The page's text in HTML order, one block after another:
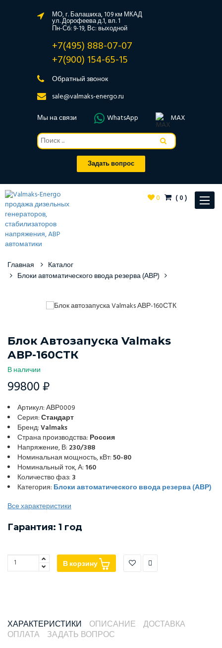
МО, г. Балашиха, 109 км МКАД
ул. Дорофеева д.1, вл. 1
Пн-Сб: 9-19, Вс: выходной
+7(495) 888-07-07
+7(900) 154-65-15
Обратный звонок
sale@valmaks-energo.ru
Мы на связи
WhatsApp MAX
Задать вопрос
Toggle
0 (0)
Главная
Каталог
Блоки автоматического ввода резерва (АВР)
Блок Автозапуска Valmaks
АВР-160СТК
В наличии
99800 ₽
Артикул: АВР0009
Серия:Стандарт
Бренд:Valmaks
Страна производства: Россия
Напряжение, В: 230/388
Номинальная мощность, кВт:50-80
Номинальный ток, А: 160
Количество фаз: 3
Категория: Блоки автоматического ввода резерва (АВР)
Все характеристики
Гарантия: 1 год
В корзину
ХАРАКТЕРИСТИКИ ОПИСАНИЕ
ДОСТАВКА
ОПЛАТА
ЗАДАТЬ ВОПРОС